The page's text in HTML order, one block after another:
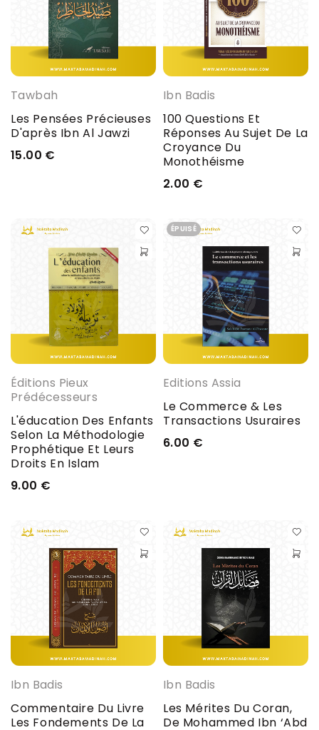
Tawbah
Les Pensées Précieuses
D'après Ibn Al Jawzi
15.00 €
Ibn Badis
100 Questions Et
Réponses Au Sujet De La
Croyance Du
Monothéisme
2.00 €
Éditions Pieux
Prédécesseurs
L'éducation Des Enfants
Selon La Méthodologie
Prophétique Et Leurs
Droits En Islam
9.00 €
ÉPUISÉ
Editions Assia
Le Commerce & Les
Transactions Usuraires
6.00 €
Ibn Badis
Commentaire Du Livre
Les Fondements De La
Ibn Badis
Les Mérites Du Coran,
De Mohammed Ibn ‘Abd